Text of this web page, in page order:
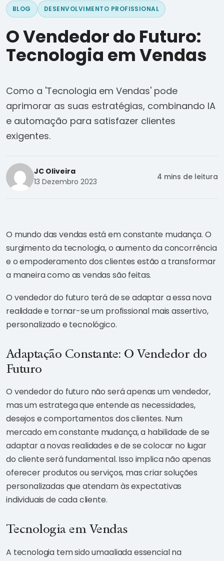
BLOG DESENVOLVIMENTO PROFISSIONAL
O Vendedor do Futuro:
Tecnologia em Vendas
Como a 'Tecnologia em Vendas' pode
aprimorar as suas estratégias, combinando IA
e automação para satisfazer clientes
exigentes.
JC Oliveira
13 Dezembro 2023
4 mins de leitura
O mundo das vendas está em constante mudança. O
surgimento da tecnologia, o aumento da concorrência
e o empoderamento dos clientes estão a transformar
a maneira como as vendas são feitas.
O vendedor do futuro terá de se adaptar a essa nova
realidade e tornar-se um profissional mais assertivo,
personalizado e tecnológico.
Adaptação Constante: O Vendedor do
Futuro
O vendedor do futuro não será apenas um vendedor,
mas um estratega que entende as necessidades,
desejos e comportamentos dos clientes. Num
mercado em constante mudança, a habilidade de se
adaptar a novas realidades e de se colocar no lugar
do cliente será fundamental. Isso implica não apenas
oferecer produtos ou serviços, mas criar soluções
personalizadas que atendam às expectativas
individuais de cada cliente.
Tecnologia em Vendas
A tecnologia tem sido umaaliada essencial na